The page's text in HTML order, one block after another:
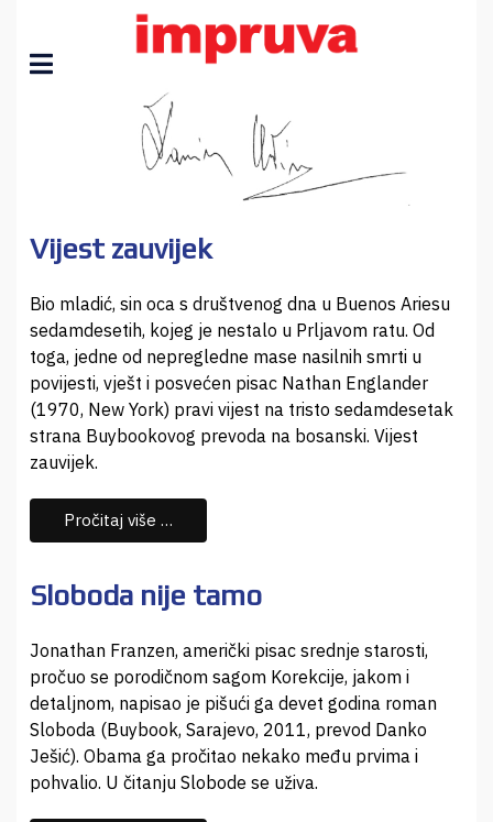
Vijest zauvijek
Bio mladić, sin oca s društvenog dna u Buenos Ariesu
sedamdesetih, kojeg je nestalo u Prljavom ratu. Od
toga, jedne od nepregledne mase nasilnih smrti u
povijesti, vješt i posvećen pisac Nathan Englander
(1970, New York) pravi vijest na tristo sedamdesetak
strana Buybookovog prevoda na bosanski. Vijest
zauvijek.
Pročitaj više …
Sloboda nije tamo
Jonathan Franzen, američki pisac srednje starosti,
pročuo se porodičnom sagom Korekcije, jakom i
detaljnom, napisao je pišući ga devet godina roman
Sloboda (Buybook, Sarajevo, 2011, prevod Danko
Ješić). Obama ga pročitao nekako među prvima i
pohvalio. U čitanju Slobode se uživa.